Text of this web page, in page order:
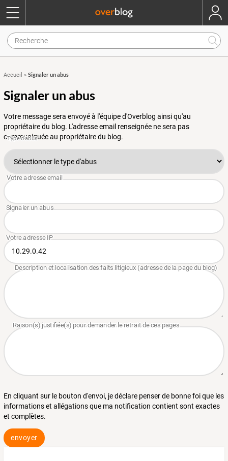
Accueil » Signaler un abus
Signaler un abus
Votre message sera envoyé à l'équipe d'Overblog ainsi qu'au
propriétaire du blog. L'adresse email renseignée ne sera pas
communiquée au propriétaire du blog.
En cliquant sur le bouton d'envoi, je déclare penser de bonne foi que les
informations et allégations que ma notification contient sont exactes
et complètes.
envoyer